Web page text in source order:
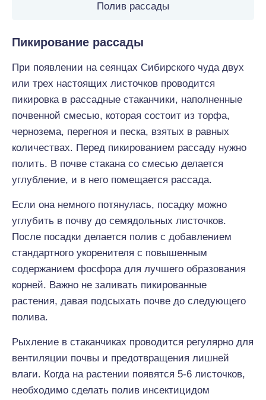
Полив рассады
Пикирование рассады
При появлении на сеянцах Сибирского чуда двух
или трех настоящих листочков проводится
пикировка в рассадные стаканчики, наполненные
почвенной смесью, которая состоит из торфа,
чернозема, перегноя и песка, взятых в равных
количествах. Перед пикированием рассаду нужно
полить. В почве стакана со смесью делается
углубление, и в него помещается рассада.
Если она немного потянулась, посадку можно
углубить в почву до семядольных листочков.
После посадки делается полив с добавлением
стандартного укоренителя с повышенным
содержанием фосфора для лучшего образования
корней. Важно не заливать пикированные
растения, давая подсыхать почве до следующего
полива.
Рыхление в стаканчиках проводится регулярно для
вентиляции почвы и предотвращения лишней
влаги. Когда на растении появятся 5-6 листочков,
необходимо сделать полив инсектицидом